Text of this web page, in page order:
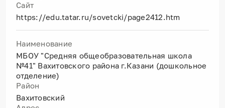
Сайт
https://edu.tatar.ru/sovetcki/page2412.htm
Наименование
МБОУ "Средняя общеобразовательная школа
№41" Вахитовского района г.Казани (дошкольное
отделение)
Район
Вахитовский